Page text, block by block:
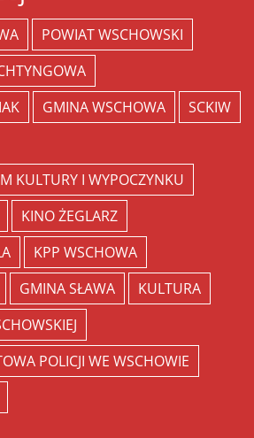
POWIAT WSCHOWSKI
GMINA WSCHOWA
SCKIW
KULTURY I WYPOCZYNKU
KINO ŻEGLARZ
KPP WSCHOWA
GMINA SŁAWA
KULTURA
POLICJI WE WSCHOWIE